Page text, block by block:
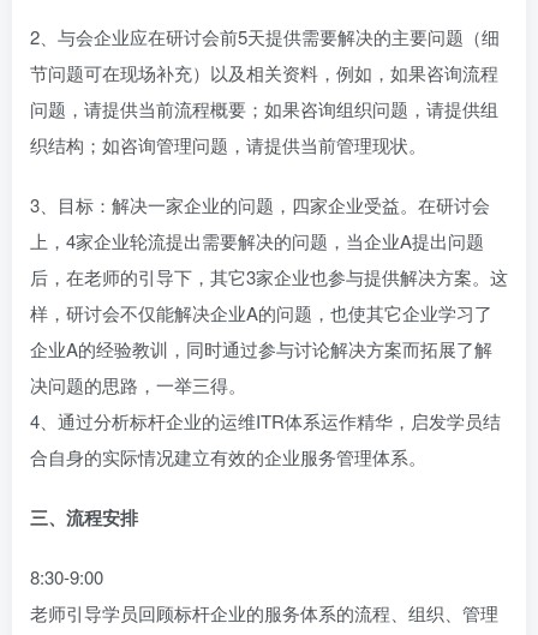
2、与会企业应在研讨会前5天提供需要解决的主要问题（细
节问题可在现场补充）以及相关资料，例如，如果咨询流程
问题，请提供当前流程概要；如果咨询组织问题，请提供组
织结构；如咨询管理问题，请提供当前管理现状。
3、目标：解决一家企业的问题，四家企业受益。在研讨会
上，4家企业轮流提出需要解决的问题，当企业A提出问题
后，在老师的引导下，其它3家企业也参与提供解决方案。这
样，研讨会不仅能解决企业A的问题，也使其它企业学习了
企业A的经验教训，同时通过参与讨论解决方案而拓展了解
决问题的思路，一举三得。
4、通过分析标杆企业的运维ITR体系运作精华，启发学员结
合自身的实际情况建立有效的企业服务管理体系。
三、流程安排
8:30-9:00
老师引导学员回顾标杆企业的服务体系的流程、组织、管理